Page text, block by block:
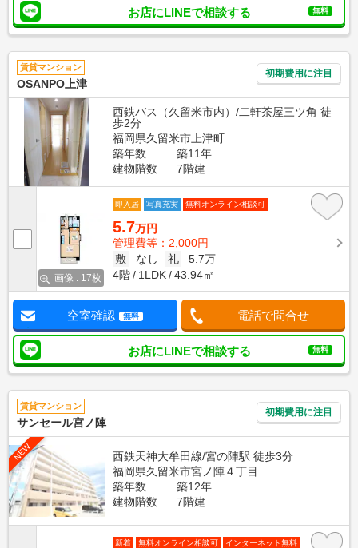
お店にLINEで相談する 無料
賃貸マンション
OSANPO上津
初期費用に注目
西鉄バス（久留米市内）/二軒茶屋三ツ角 徒
歩2分
福岡県久留米市上津町
築年数
築11年
建物階数
7階建
画像 : 17枚
即入居 写真充実 無料オンライン相談可
5.7万円
管理費等：2,000円
敷
なし 礼
5.7万
4階
1LDK 43.94㎡
空室確認 無料 電話で問合せ
お店にLINEで相談する 無料
賃貸マンション
サンセール宮ノ陣
初期費用に注目
NEW
西鉄天神大牟田線/宮の陣駅 徒歩3分
福岡県久留米市宮ノ陣４丁目
築年数
築12年
建物階数
7階建
新着 無料オンライン相談可 インターネット無料